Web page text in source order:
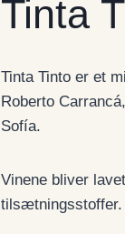
Tinta
Tinta Tinto er et
Roberto
Sofía.
Vinene bliver
tilsætningsstoffer.